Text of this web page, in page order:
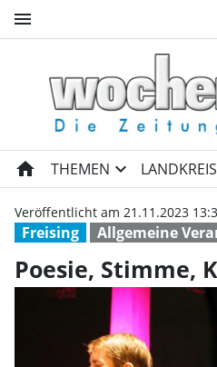
menu
Poesie,
home THEMEN expand_more
Freising Allgemeine
Veröffentlicht am 21.11.2023
Poesie, Stimme,